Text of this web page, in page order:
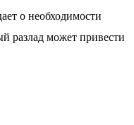
о необходимости
разлад может привести